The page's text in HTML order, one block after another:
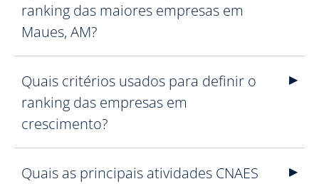
ranking das maiores empresas em
Maues, AM?
Quais critérios usados para definir o
ranking das empresas em
crescimento?
Quais as principais atividades CNAES